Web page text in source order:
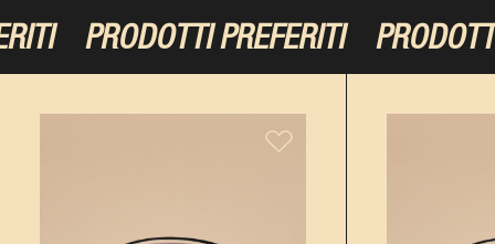
PREFERITIPRODOTTI